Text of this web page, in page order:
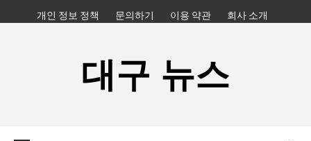
to
개인 정보 정책 문의하기 이용 약관 회사 소개
대구 뉴스